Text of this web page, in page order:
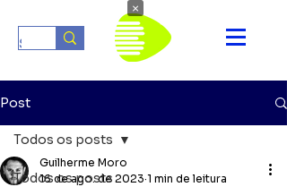
Post
Todos os posts
Todos os posts
Guilherme Moro
16 de ago. de 2023 1 min de leitura
×